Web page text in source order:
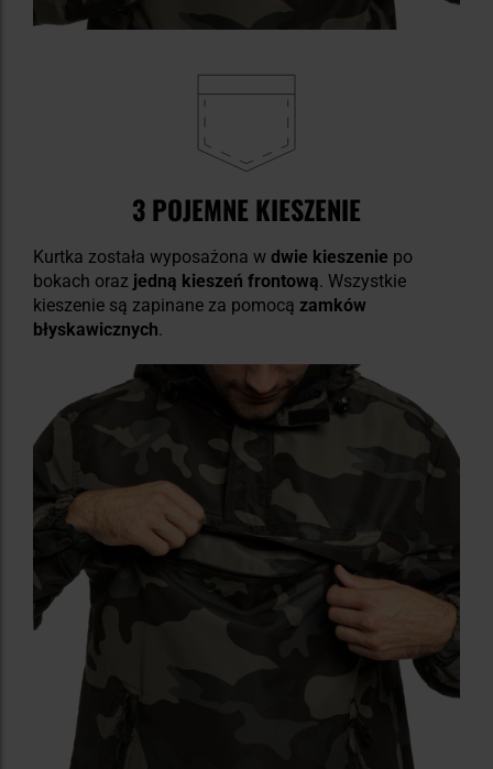
3 POJEMNE KIESZENIE
Kurtka została wyposażona w dwie kieszenie po
bokach oraz jedną kieszeń frontową. Wszystkie
kieszenie są zapinane za pomocą zamków
błyskawicznych.